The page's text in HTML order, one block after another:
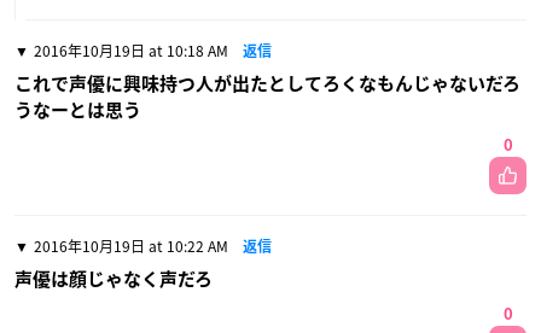
2016年10月19日 at 10:18 AM 返信
これで声優に興味持つ人が出たとしてろくなもんじゃないだろ
うなーとは思う
0
2016年10月19日 at 10:22 AM 返信
声優は顔じゃなく声だろ
0